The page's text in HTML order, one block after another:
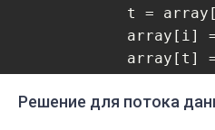
t =
array[i]
array[t]
Решение для потока